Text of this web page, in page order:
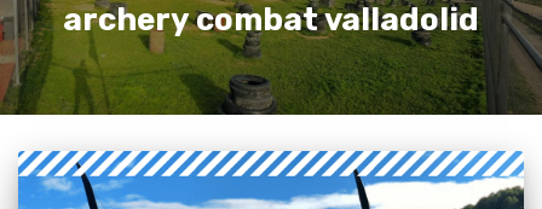
archery combat valladolid